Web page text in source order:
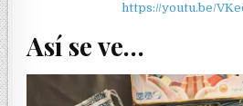
https://youtu.be/
Así se ve…